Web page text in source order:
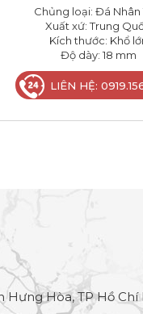
Chủng loại: Đá Nhân
Xuất xứ: Trung
Kích thước: Khổ
Độ dày: 18 mm
LIÊN HỆ:
Hưng Hòa, TP Hồ Chí